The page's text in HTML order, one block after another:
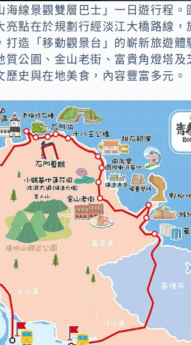
海線景觀雙層巴士」一日遊行程。
亮點在於規劃行經淡江大橋路線
打造「移動觀景台」的嶄新旅遊
質公園、金山老街、富貴角燈塔
史與在地美食，內容豐富多元。